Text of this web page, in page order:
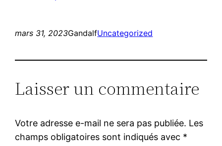
mars 31, 2023GandalfUncategorized
Laisser un commentaire
Votre adresse e-mail ne sera pas publiée. Les
champs obligatoires sont indiqués avec *